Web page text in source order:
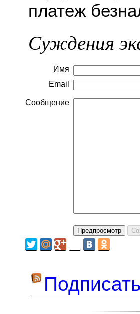
платеж
Суждения
Имя
Email
Сообщение